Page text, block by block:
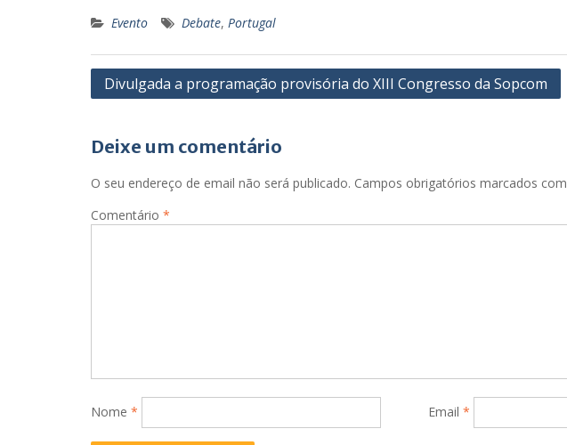
Evento Debate, Portugal
Navegação
artigos
Divulgada a programação provisória do XIII Congresso da Sopcom
Deixe um comentário
O seu endereço de email não será publicado. Campos obrigatórios marcados com
Comentário *
Nome * Email *